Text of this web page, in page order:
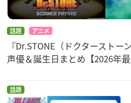
話題 アニメ
『Dr.STONE（ドクタースト
声優＆誕生日まとめ【2026年最
話題